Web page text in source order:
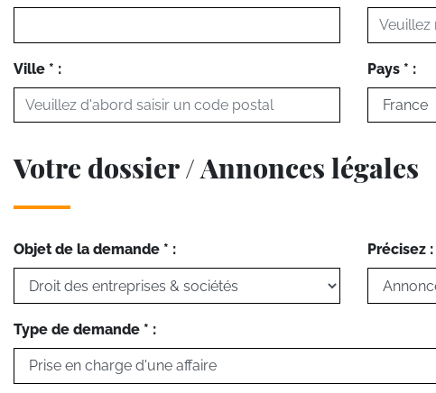
Ville * : Pays * :
Votre dossier / Annonces légales
Objet de la demande * : Précisez :
Type de demande * :